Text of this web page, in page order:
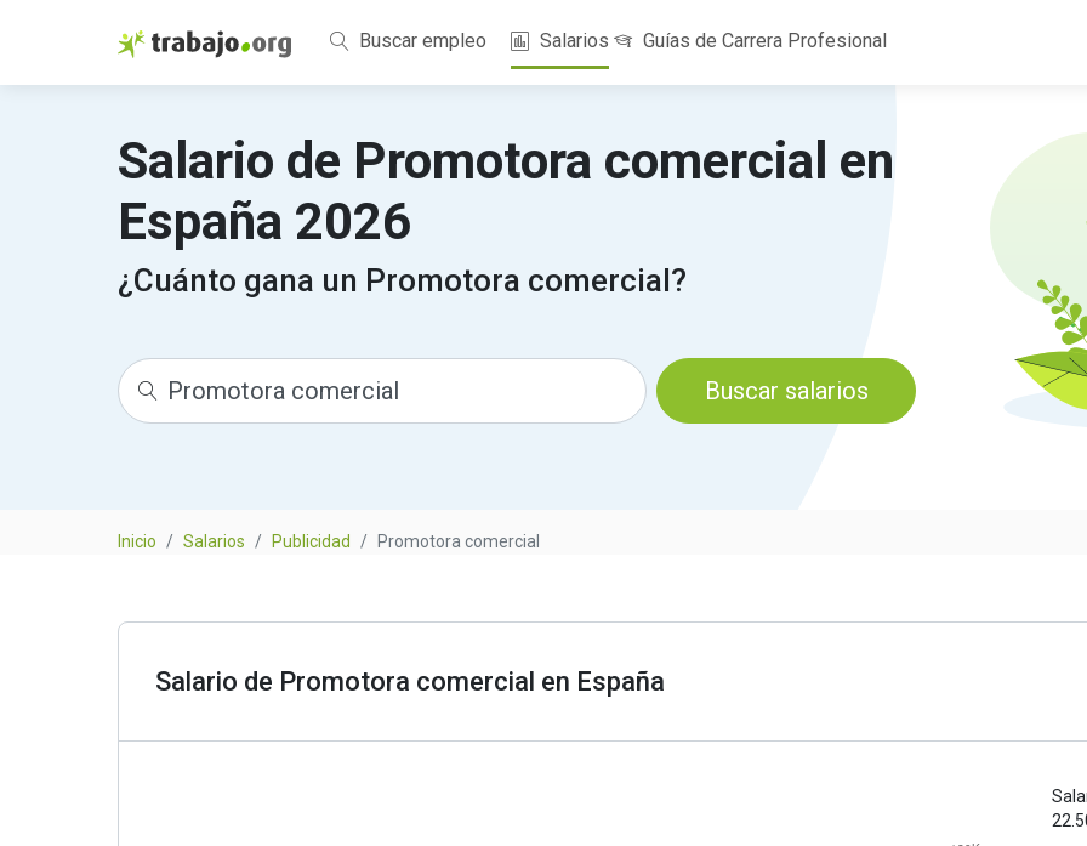
Buscar empleo Salarios Guías de Carrera Profesional
Salario de Promotora comercial en
España 2026
¿Cuánto gana un Promotora comercial?
Buscar salarios
Inicio Salarios Publicidad Promotora comercial
Salario de Promotora comercial en España